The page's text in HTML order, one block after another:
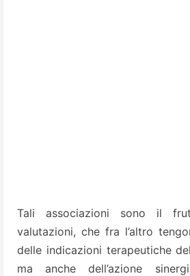
Tali associazioni sono il
valutazioni, che fra l’altro
delle indicazioni terapeutiche
ma anche dell’azione